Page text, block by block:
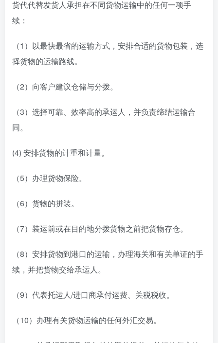
货代代替发货人承担在不同货物运输中的任何一项手
续：
（1）以最快最省的运输方式，安排合适的货物包装，选
择货物的运输路线。
（2）向客户建议仓储与分拨。
（3）选择可靠、效率高的承运人，并负责缔结运输合
同。
(4) 安排货物的计重和计量。
（5）办理货物保险。
（6）货物的拼装。
（7）装运前或在目的地分拨货物之前把货物存仓。
（8）安排货物到港口的运输，办理海关和有关单证的手
续，并把货物交给承运人。
（9）代表托运人/进口商承付运费、关税税收。
（10）办理有关货物运输的任何外汇交易。